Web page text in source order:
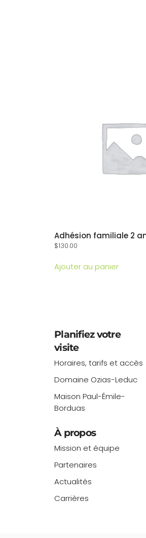
Adhésion familiale 2
$130.00
Ajouter au panier
Planifiez votre
visite
Horaires, tarifs et accès
Domaine Ozias-Leduc
Maison Paul-Émile-
Borduas
À propos
Mission et équipe
Partenaires
Actualités
Carrières